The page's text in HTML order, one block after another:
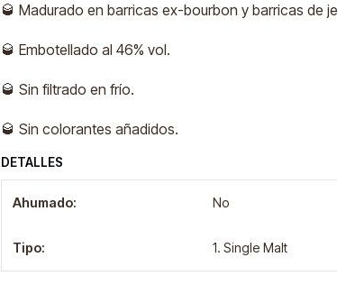
🥃 Madurado en barricas ex-bourbon y barricas de
🥃 Embotellado al 46% vol.
🥃 Sin filtrado en frío.
🥃 Sin colorantes añadidos.
DETALLES
Ahumado: No
Tipo: 1. Single Malt